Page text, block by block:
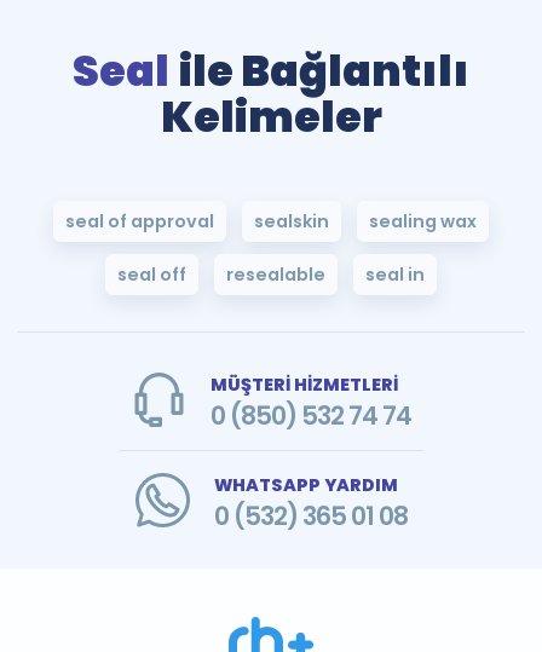
Seal ile Bağlantılı
Kelimeler
seal of approval sealskin sealing wax
seal off resealable seal in
MÜŞTERİ HİZMETLERİ
0 (850) 532 74 74
WHATSAPP YARDIM
0 (532) 365 01 08